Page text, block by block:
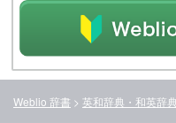
Weblio 辞書 > 英和辞典・和英辞典